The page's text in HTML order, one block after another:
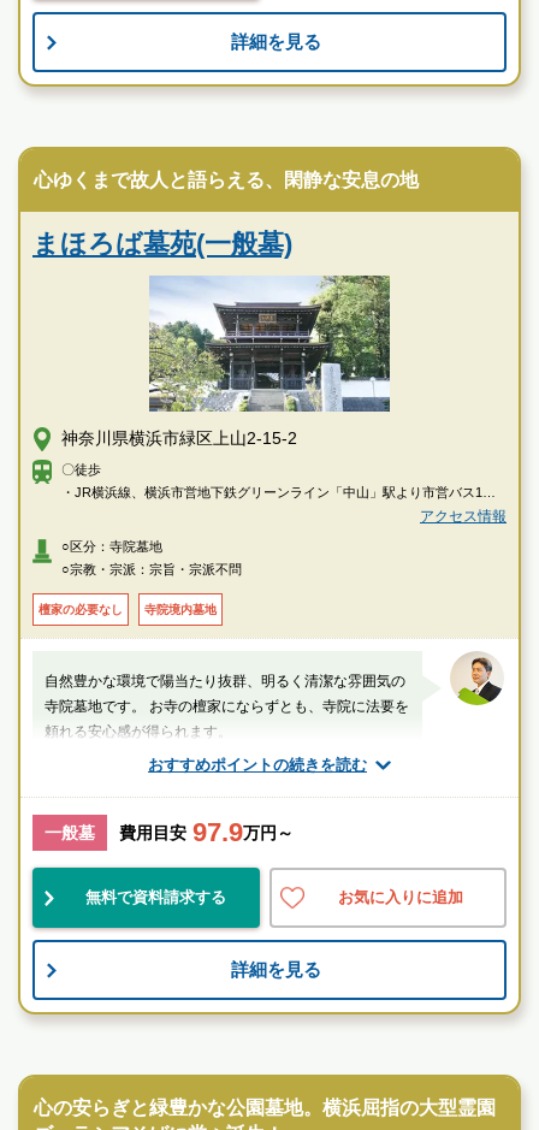
お墓のことなら何でもご相談ください
現地を見学して実際の雰囲気をお確かめください
霊園墓地のプロフェッショナルが無料でご案内いたしま
詳細を見る
心ゆくまで故人と語らえる、閑静な安息の地
まほろば墓苑(一般墓)
神奈川県横浜市緑区上山2-15-2
〇徒歩
・JR横浜線、横浜市営地下鉄グリーンライン「中山」駅より市営バス1系
〇車
8分
・第三京浜道路「港北インター」より約15分
アクセス情報
○区分：寺院墓地
○宗教・宗派：宗旨・宗派不問
檀家の必要なし 寺院境内墓地
おすすめポイントの続きを読む
自然豊かな環境で陽当たり抜群、明るく清潔な雰囲気の
寺院墓地です。 お寺の檀家にならずとも、寺院に法要を
頼れる安心感が得られます。
厚生労働省認定 葬祭ディレクター技能審査
1級葬祭ディレクター 田中（業界歴15年）
神奈川県
自然豊 伝統的
お墓のことなら何でもご相談ください
現地を見学して実際の雰囲気をお確かめください
まほろば墓苑の特徴
一般墓 費用目安 97.9万円～
無料で資料請求する お気に入りに追加
詳細を見る
心の安らぎと緑豊かな公園墓地。横浜屈指の大型霊園